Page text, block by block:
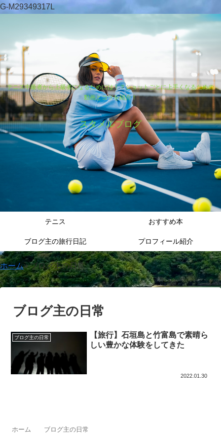
G-M29349317L
テニス中級者から上級者になるためには！？ショットごとに上手くなるための
動画とコツを紹介！
スタメルブログ
テニス おすすめ本
ブログ主の旅行日記 プロフィール紹介
ホーム»ブログ主の日常
ブログ主の日常
ブログ主の日常
【旅行】石垣島と竹富島で素晴ら
しい豊かな体験をしてきた
2022.01.30
ホーム ブログ主の日常